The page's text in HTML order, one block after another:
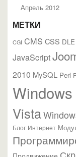
Апрель 2012
МЕТКИ
CGI CMS CSS DLE
JavaScript
2010 MySQL Perl
Vista
Блог Интернет